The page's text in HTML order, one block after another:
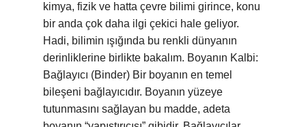
kimya, fizik ve hatta çevre bilimi girince, konu
bir anda çok daha ilgi çekici hale geliyor.
Hadi, bilimin ışığında bu renkli dünyanın
derinliklerine birlikte bakalım. Boyanın Kalbi:
Bağlayıcı (Binder) Bir boyanın en temel
bileşeni bağlayıcıdır. Boyanın yüzeye
tutunmasını sağlayan bu madde, adeta